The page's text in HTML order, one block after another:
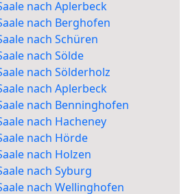
nach Aplerbeck
nach Berghofen
nach Schüren
nach Sölde
nach Sölderholz
nach Aplerbeck
nach Benninghofen
nach Hacheney
nach Hörde
nach Holzen
nach Syburg
nach Wellinghofen